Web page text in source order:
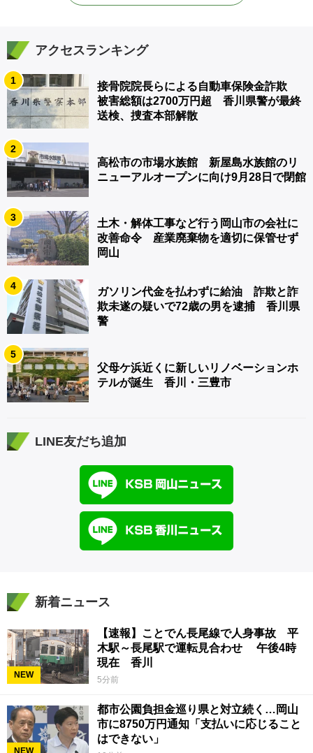
アクセスランキング
1
接骨院院長らによる自動車保険金詐欺
被害総額は2700万円超 香川県警が最終
送検、捜査本部解散
2
高松市の市場水族館 新屋島水族館のリ
ニューアルオープンに向け9月28日で閉館
3
土木・解体工事など行う岡山市の会社に
改善命令 産業廃棄物を適切に保管せず
岡山
4
ガソリン代金を払わずに給油 詐欺と詐
欺未遂の疑いで72歳の男を逮捕 香川県
警
5
父母ケ浜近くに新しいリノベーションホ
テルが誕生 香川・三豊市
LINE友だち追加
新着ニュース
NEW
【速報】ことでん長尾線で人身事故 平
木駅～長尾駅で運転見合わせ 午後4時
現在 香川
5分前
NEW
都市公園負担金巡り県と対立続く…岡山
市に8750万円通知「支払いに応じること
はできない」